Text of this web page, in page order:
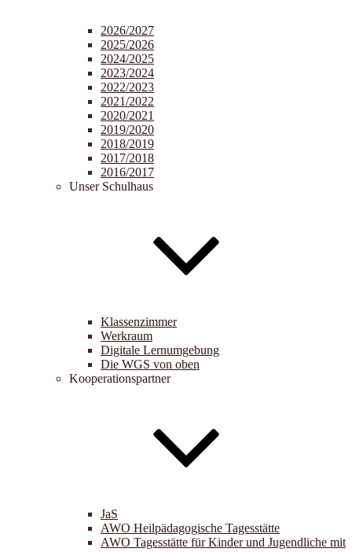
2026/2027
2025/2026
2024/2025
2023/2024
2022/2023
2021/2022
2020/2021
2019/2020
2018/2019
2017/2018
2016/2017
Unser Schulhaus
Klassenzimmer
Werkraum
Digitale Lernumgebung
Die WGS von oben
Kooperationspartner
JaS
AWO Heilpädagogische Tagesstätte
AWO Tagesstätte für Kinder und Jugendliche mit